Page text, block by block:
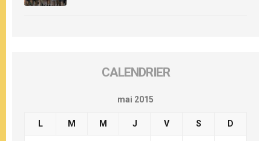
CALENDRIER
mai 2015
L M M J V S D